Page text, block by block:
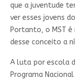
que a juventude
ver esses jovens
Portanto, o MST
desse conceito a
A luta por escola
Programa